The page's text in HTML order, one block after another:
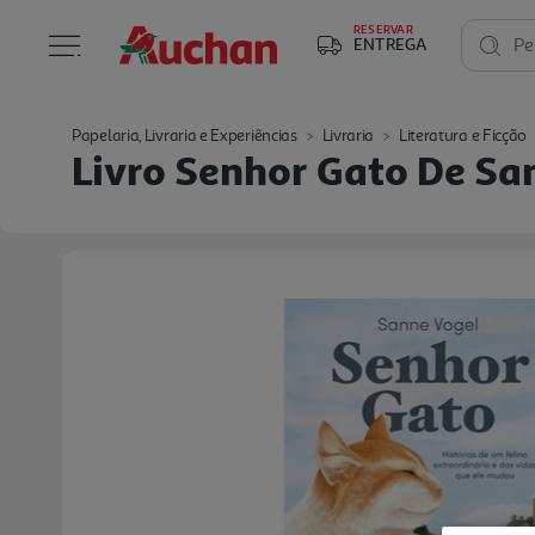
RESERVAR
ENTREGA
Papelaria, Livraria e Experiências Livraria Literatura e Ficção
Livro Senhor Gato De